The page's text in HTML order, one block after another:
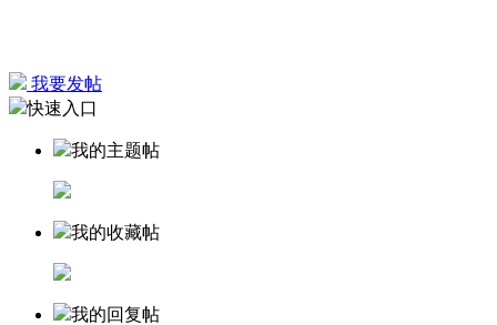
我要发帖
快速入口
我的主题帖
我的收藏帖
我的回复帖